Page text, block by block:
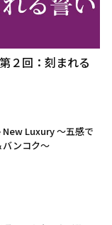
２回：刻まれる
Luxury ～五感で
バンコク～